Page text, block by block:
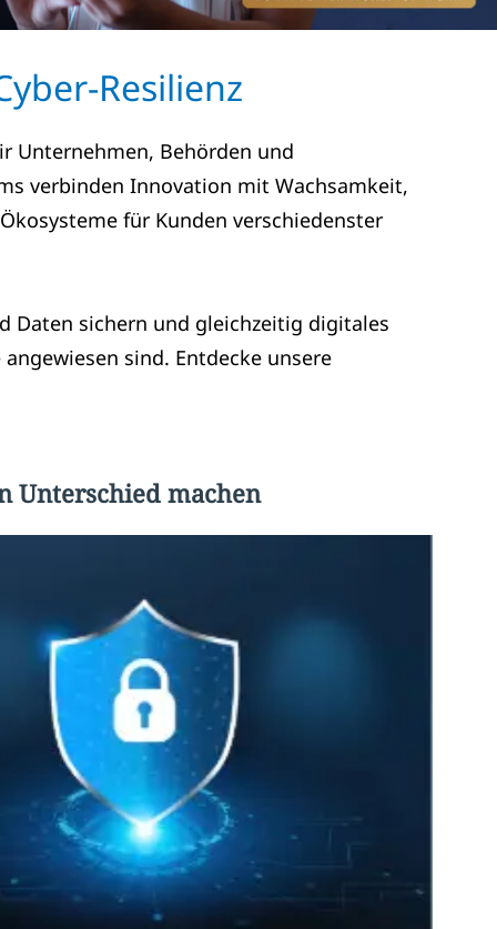
Resilienz
Unternehmen, Behörden und
verbinden Innovation mit Wachsamkeit,
für Kunden verschiedenster
Daten sichern und gleichzeitig digitales
sind. Entdecke unsere
Unterschied machen